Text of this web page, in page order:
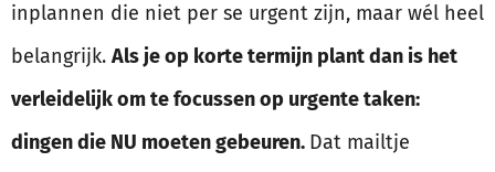
inplannen die niet per se urgent zijn, maar wél heel
belangrijk. Als je op korte termijn plant dan is het
verleidelijk om te focussen op urgente taken:
dingen die NU moeten gebeuren. Dat mailtje